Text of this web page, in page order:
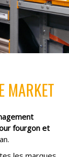
MARKET
fourgon et